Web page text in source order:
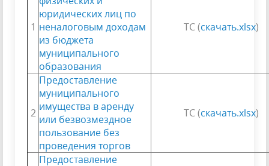
1
юридических лиц по
неналоговым доходам
из бюджета
муниципального
образования
ТС (скачать.xlsx)
2
Предоставление
муниципального
имущества в аренду
или безвозмездное
пользование без
проведения торгов
ТС (скачать.xlsx)
Предоставление